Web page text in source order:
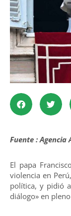
Fuente : Agencia
El papa
violencia en
política, y pidió
diálogo» en